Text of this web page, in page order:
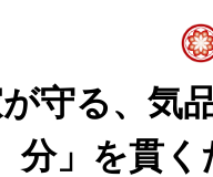
守る、気
分」を貫く